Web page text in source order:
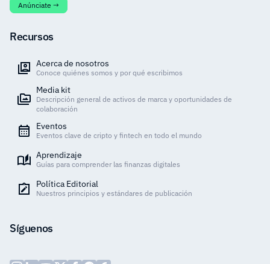
Anúnciate →
Recursos
Acerca de nosotros
Conoce quiénes somos y por qué escribimos
Media kit
Descripción general de activos de marca y oportunidades de
colaboración
Eventos
Eventos clave de cripto y fintech en todo el mundo
Aprendizaje
Guías para comprender las finanzas digitales
Política Editorial
Nuestros principios y estándares de publicación
Síguenos